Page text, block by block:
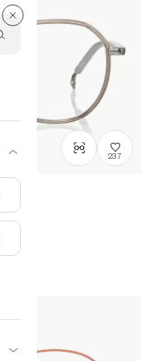
237